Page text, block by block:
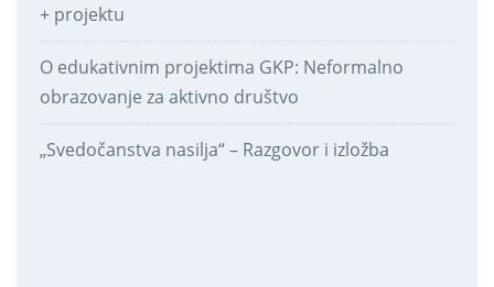
+ projektu
O edukativnim projektima GKP: Neformalno
obrazovanje za aktivno društvo
„Svedočanstva nasilja“ – Razgovor i izložba